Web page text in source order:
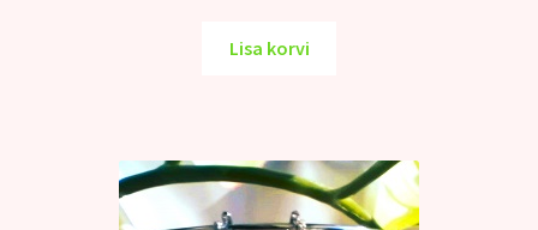
Lisa korvi